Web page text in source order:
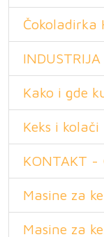
Čokoladirka
INDUSTRIJA
Kako i gde
Keks i
KONTAKT -
Masine za
Masine za